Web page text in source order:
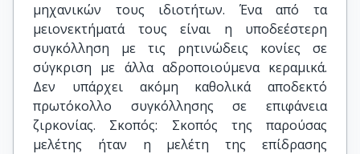
μηχανικών τους ιδιοτήτων. Ένα από τα
μειονεκτήματά τους είναι η υποδεέστερη
συγκόλληση με τις ρητινώδεις κονίες σε
σύγκριση με άλλα αδροποιούμενα κεραμικά.
Δεν υπάρχει ακόμη καθολικά αποδεκτό
πρωτόκολλο συγκόλλησης σε επιφάνεια
ζιρκονίας. Σκοπός: Σκοπός της παρούσας
μελέτης ήταν η μελέτη της επίδρασης